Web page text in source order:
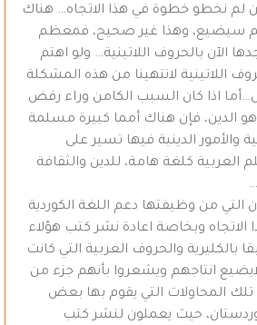
لم نخطو خطوة في هذا الاتجاه… هناك
سيضيع، وهذا غير صحيح، فمعظم
الآن بالحروف اللاتينية… ولو اهتم
اللاتينية لانتهينا من هذه المشكلة
اذا كان السبب الكامن وراء رفض
الدين، فإن هناك أمما كبيرة مسلمة
الدينية فيها تسير على
العربية كلغة هامة، للدين والثقافة
من وظيفتها دعم اللغة الكوردية
الاتجاه وبخاصة اعادة نشر كتب هؤلاء
بالكليرية والحروف العربية التي كانت
انتاجهم ويشعروا بأنهم جزء من
تلك المحاولات التي يقوم بها بعض
حيث يعملون لنشر كتب